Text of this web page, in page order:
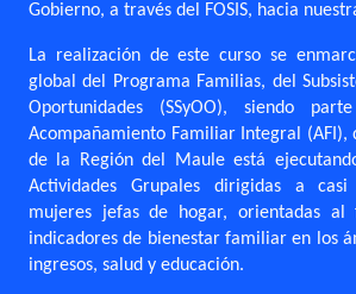
Gobierno, a través del FOSIS, hacia
La realización de este curso se
global del Programa Familias, del
Oportunidades (SSyOO), siendo
Acompañamiento Familiar Integral (AFI),
de la Región del Maule está
Actividades Grupales dirigidas a
mujeres jefas de hogar, orientadas al
indicadores de bienestar familiar en los
ingresos, salud y educación.